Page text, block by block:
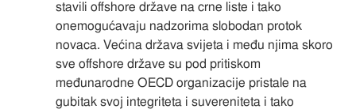
stavili offshore države na crne liste i tako
onemogućavaju nadzorima slobodan protok
novaca. Većina država svijeta i među njima skoro
sve offshore države su pod pritiskom
međunarodne OECD organizacije pristale na
gubitak svoj integriteta i suvereniteta i tako